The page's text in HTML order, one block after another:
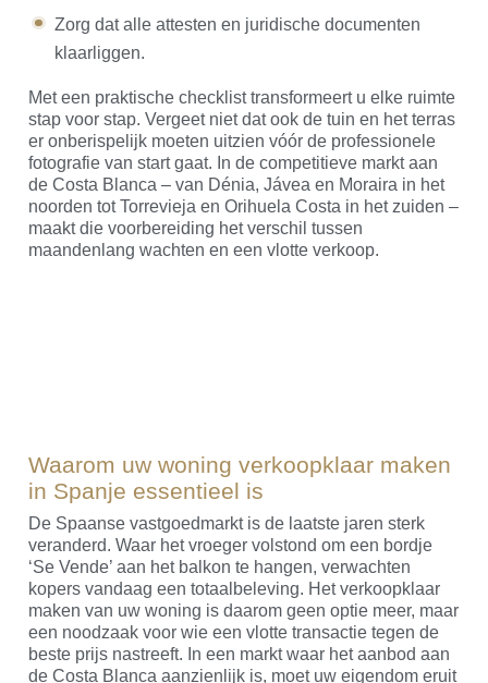
Zorg dat alle attesten en juridische documenten
klaarliggen.
Met een praktische checklist transformeert u elke ruimte
stap voor stap. Vergeet niet dat ook de tuin en het terras
er onberispelijk moeten uitzien vóór de professionele
fotografie van start gaat. In de competitieve markt aan
de Costa Blanca – van Dénia, Jávea en Moraira in het
noorden tot Torrevieja en Orihuela Costa in het zuiden –
maakt die voorbereiding het verschil tussen
maandenlang wachten en een vlotte verkoop.
Waarom uw woning verkoopklaar maken
in Spanje essentieel is
De Spaanse vastgoedmarkt is de laatste jaren sterk
veranderd. Waar het vroeger volstond om een bordje
‘Se Vende’ aan het balkon te hangen, verwachten
kopers vandaag een totaalbeleving. Het verkoopklaar
maken van uw woning is daarom geen optie meer, maar
een noodzaak voor wie een vlotte transactie tegen de
beste prijs nastreeft. In een markt waar het aanbod aan
de Costa Blanca aanzienlijk is, moet uw eigendom eruit